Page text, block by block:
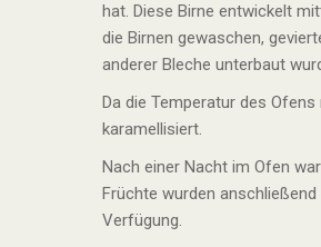
hat. Diese Birne entwickelt
die Birnen gewaschen,
anderer Bleche unterbaut
Da die Temperatur des
karamellisiert.
Nach einer Nacht im Ofen
Früchte wurden
Verfügung.